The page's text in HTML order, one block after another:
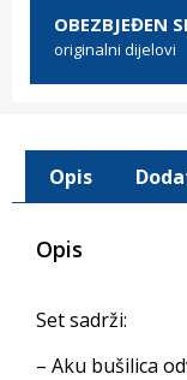
OBEZBJEĐEN
originalni dijelovi
Opis
Opis
Set sadrži:
– Aku bušilica